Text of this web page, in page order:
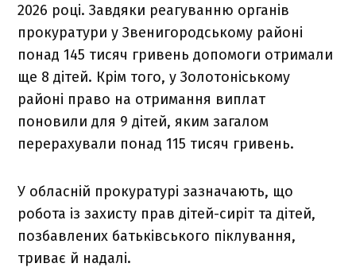
2026 році. Завдяки реагуванню органів
прокуратури у Звенигородському районі
понад 145 тисяч гривень допомоги отримали
ще 8 дітей. Крім того, у Золотоніському
районі право на отримання виплат
поновили для 9 дітей, яким загалом
перерахували понад 115 тисяч гривень.
У обласній прокуратурі зазначають, що
робота із захисту прав дітей-сиріт та дітей,
позбавлених батьківського піклування,
триває й надалі.